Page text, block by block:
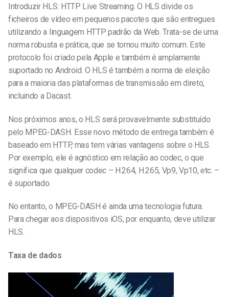
Introduzir HLS: HTTP Live Streaming. O HLS divide os
ficheiros de vídeo em pequenos pacotes que são entregues
utilizando a linguagem HTTP padrão da Web. Trata-se de uma
norma robusta e prática, que se tornou muito comum. Este
protocolo foi criado pela Apple e também é amplamente
suportado no Android. O HLS é também a norma de eleição
para a maioria das plataformas de transmissão em direto,
incluindo a Dacast.
Nos próximos anos, o HLS será provavelmente substituído
pelo MPEG-DASH. Esse novo método de entrega também é
baseado em HTTP, mas tem várias vantagens sobre o HLS.
Por exemplo, ele é agnóstico em relação ao codec, o que
significa que qualquer codec – H.264, H.265, Vp9, Vp10, etc. –
é suportado.
No entanto, o MPEG-DASH é ainda uma tecnologia futura.
Para chegar aos dispositivos iOS, por enquanto, deve utilizar
HLS.
Taxa de dados